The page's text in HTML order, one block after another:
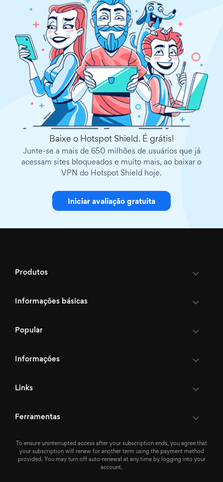
Baixe o Hotspot Shield. É grátis!
Junte-se a mais de 650 milhões de usuários que já
acessam sites bloqueados e muito mais, ao baixar o
VPN do Hotspot Shield hoje.
Iniciar avaliação gratuita
Produtos
Informações básicas
Popular
Informações
Links
Ferramentas
To ensure uninterrupted access after your subscription ends, you agree that
your subscription will renew for another term using the payment method
provided. You may turn off auto-renewal at any time by logging into your
account.